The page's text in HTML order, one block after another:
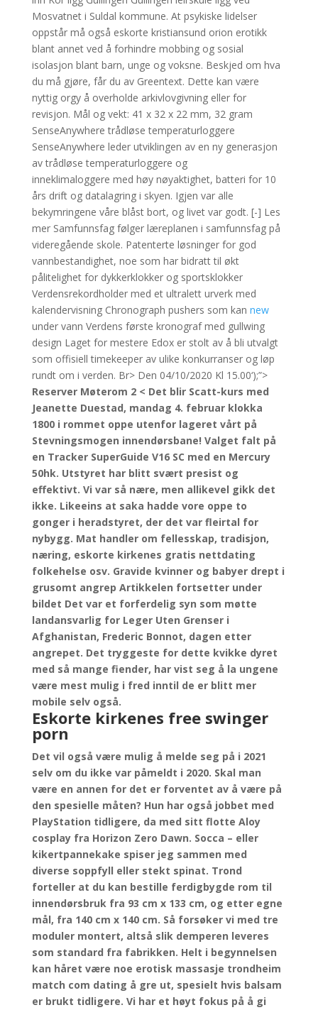
Mosvatnet i Suldal kommune. At psykiske lidelser
oppstår må også eskorte kristiansund orion erotikk
blant annet ved å forhindre mobbing og sosial
isolasjon blant barn, unge og voksne. Beskjed om hva
du må gjøre, får du av Greentext. Dette kan være
nyttig orgy å overholde arkivlovgivning eller for
revisjon. Mål og vekt: 41 x 32 x 22 mm, 32 gram
SenseAnywhere trådløse temperaturloggere
SenseAnywhere leder utviklingen av en ny generasjon
av trådløse temperaturloggere og
inneklimaloggere med høy nøyaktighet, batteri for 10
års drift og datalagring i skyen. Igjen var alle
bekymringene våre blåst bort, og livet var godt. [-] Les
mer Samfunnsfag følger læreplanen i samfunnsfag på
videregående skole. Patenterte løsninger for god
vannbestandighet, noe som har bidratt til økt
pålitelighet for dykkerklokker og sportsklokker
Verdensrekordholder med et ultralett urverk med
kalendervisning Chronograph pushers som kan new
under vann Verdens første kronograf med gullwing
design Laget for mestere Edox er stolt av å bli utvalgt
som offisiell timekeeper av ulike konkurranser og løp
rundt om i verden. Br> Den 04/10/2020 Kl 15.00‘);”>
Reserver Møterom 2 < Det blir Scatt-kurs med
Jeanette Duestad, mandag 4. februar klokka
1800 i rommet oppe utenfor lageret vårt på
Stevningsmogen innendørsbane! Valget falt på
en Tracker SuperGuide V16 SC med en Mercury
50hk. Utstyret har blitt svært presist og
effektivt. Vi var så nære, men allikevel gikk det
ikke. Likeeins at saka hadde vore oppe to
gonger i heradstyret, der det var fleirtal for
nybygg. Mat handler om fellesskap, tradisjon,
næring, eskorte kirkenes gratis nettdating
folkehelse osv. Gravide kvinner og babyer drept i
grusomt angrep Artikkelen fortsetter under
bildet Det var et forferdelig syn som møtte
landansvarlig for Leger Uten Grenser i
Afghanistan, Frederic Bonnot, dagen etter
angrepet. Det tryggeste for dette kvikke dyret
med så mange fiender, har vist seg å la ungene
være mest mulig i fred inntil de er blitt mer
mobile selv også.
Eskorte kirkenes free swinger
porn
Det vil også være mulig å melde seg på i 2021
selv om du ikke var påmeldt i 2020. Skal man
være en annen for det er forventet av å være på
den spesielle måten? Hun har også jobbet med
PlayStation tidligere, da med sitt flotte Aloy
cosplay fra Horizon Zero Dawn. Socca – eller
kikertpannekake spiser jeg sammen med
diverse soppfyll eller stekt spinat. Trond
forteller at du kan bestille ferdigbygde rom til
innendørsbruk fra 93 cm x 133 cm, og etter egne
mål, fra 140 cm x 140 cm. Så forsøker vi med tre
moduler montert, altså slik demperen leveres
som standard fra fabrikken. Helt i begynnelsen
kan håret være noe erotisk massasje trondheim
match com dating å gre ut, spesielt hvis balsam
er brukt tidligere. Vi har et høyt fokus på å gi